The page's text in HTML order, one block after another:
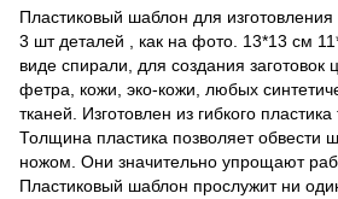
Пластиковый шаблон для
3 шт деталей , как на фото. 13*13 см
виде спирали, для создания заготовок
фетра, кожи, эко-кожи, любых
тканей. Изготовлен из гибкого
Толщина пластика позволяет обвести
ножом. Они значительно упрощают
Пластиковый шаблон прослужит ни